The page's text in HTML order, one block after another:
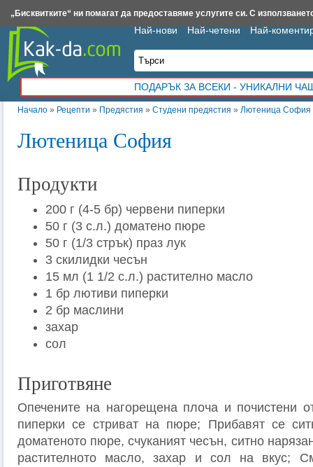
Начало » Рецепти » Предястия » Студени предястия » Лютеница София
Лютеница София
Продукти
200 г (4-5 бр) червени пиперки
50 г (3 с.л.) доматено пюре
50 г (1/3 стрък) праз лук
3 скилидки чесън
15 мл (1 1/2 с.л.) растително масло
1 бр лютиви пиперки
2 бр маслини
захар
сол
Приготвяне
Опечените на нагорещена плоча и почистени
пиперки се стриват на пюре; Прибавят се
доматеното пюре, счуканият чесън, ситно
растителното масло, захар и сол на вкус;
Най-нови Най-четени Най-
ПОДАРЪК ЗА ВСЕКИ - УНИКАЛНИ
Insert.bg Framar.bg Kak-da.com Iztochnik.com BauBau.bg NewAge.bg
„Бисквитките“ ни помагат да предоставяме услугите си. С